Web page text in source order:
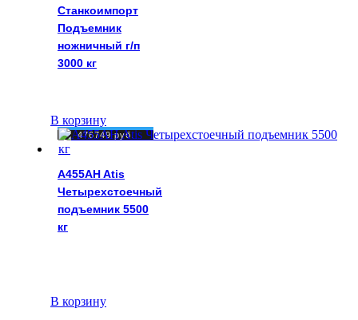
Станкоимпорт
Подъемник
ножничный г/п
3000 кг
В корзину
A455AH Atis
Четырехстоечный
подъемник 5500
кг
476749руб.
В корзину